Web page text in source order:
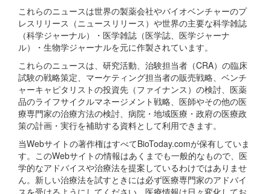
これらのニュースは世界の製薬会社やバイオベンチャーのプ
レスリリース（ニュースリリース）や世界の主要な科学雑誌
（科学ジャーナル）・医学雑誌（医学誌、医学ジャーナ
ル）・生物学ジャーナルを元に作製されています。
これらのニュースは、研究活動、治験担当者（CRA）の臨床
試験の戦略策定、マーケティング担当者の販売戦略、ベンチ
ャーキャピタリストの投資先（ファイナンス）の検討、医薬
品のライフサイクルマネージメント戦略、医師やその他の医
療専門家の治療方法の検討、病院・地域医療・政府の医療政
策の計画・実行を補助する資料として利用できます。
当Webサイトの著作権はすべてBioToday.comが保有していま
す。このWebサイトの情報はあくまでも一般的なもので、医
学的なアドバイスや治療法を提案しているわけではありませ
ん。新しい治療法を試すときには必ず医療専門家のアドバイ